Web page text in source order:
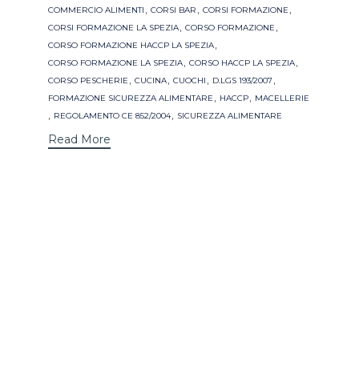
COMMERCIO ALIMENTI , CORSI BAR , CORSI FORMAZIONE ,
CORSI FORMAZIONE LA SPEZIA, CORSO FORMAZIONE ,
CORSO FORMAZIONE HACCP LA SPEZIA,
CORSO FORMAZIONE LA SPEZIA, CORSO HACCP LA SPEZIA,
CORSO PESCHERIE , CUCINA, CUOCHI , D.LGS 193/2007 ,
FORMAZIONE SICUREZZA ALIMENTARE , HACCP, MACELLERIE
, REGOLAMENTO CE 852/2004, SICUREZZA ALIMENTARE
Read More